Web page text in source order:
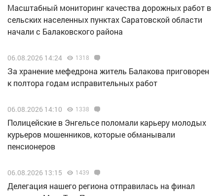
Масштабный мониторинг качества дорожных работ в
сельских населенных пунктах Саратовской области
начали с Балаковского района
06.08.2026 14:24 1318
За хранение мефедрона житель Балакова приговорен
к полтора годам исправительных работ
06.08.2026 14:10 1338
Полицейские в Энгельсе поломали карьеру молодых
курьеров мошенников, которые обманывали
пенсионеров
06.08.2026 13:15 1439
Делегация нашего региона отправилась на финал